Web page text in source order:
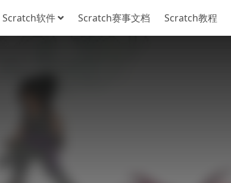
Scratch软件 Scratch赛事文档 Scratch教程